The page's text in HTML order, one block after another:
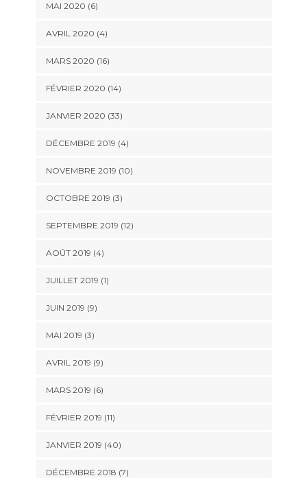
MAI 2020 (6)
AVRIL 2020 (4)
MARS 2020 (16)
FÉVRIER 2020 (14)
JANVIER 2020 (33)
DÉCEMBRE 2019 (4)
NOVEMBRE 2019 (10)
OCTOBRE 2019 (3)
SEPTEMBRE 2019 (12)
AOÛT 2019 (4)
JUILLET 2019 (1)
JUIN 2019 (9)
MAI 2019 (3)
AVRIL 2019 (9)
MARS 2019 (6)
FÉVRIER 2019 (11)
JANVIER 2019 (40)
DÉCEMBRE 2018 (7)